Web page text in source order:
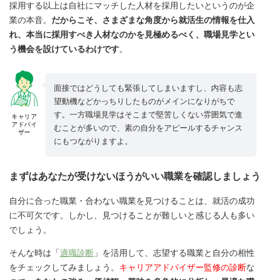
採用する以上は自社にマッチした人材を採用したいというのが企
業の本音。 だからこそ、さまざまな角度から就活生の情報を仕入
れ、本当に採用すべき人材なのかを見極めるべく、職場見学とい
う機会を設けているわけです。
キャリア
アドバイ
ザー
面接ではどうしても緊張してしまいますし、内容も志
望動機などかっちりしたものがメインになりがちで
す。一方職場見学はそこまで堅苦しくない雰囲気で進
むことが多いので、素の自分をアピールするチャンス
にもつながりますよ。
まずはあなたが受けないほうがいい職業を確認しましょう
自分に合った職業・合わない職業を見つけることは、就活の成功
に不可欠です。しかし、見つけることが難しいと感じる人も多い
でしょう。
そんな時は「適職診断 」を活用して、志望する職業と自分の相性
をチェックしてみましょう。 キャリアアドバイザー監修の診断な